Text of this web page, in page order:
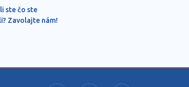
ste čo ste
Zavolajte nám!